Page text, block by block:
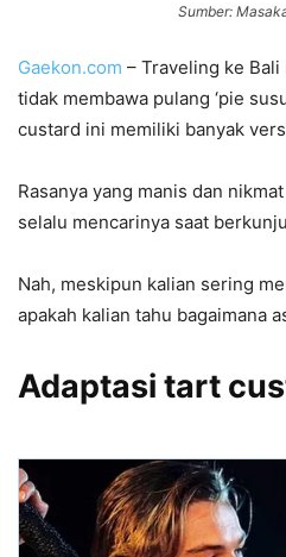
Sumber:
Gaekon.com – Traveling ke
tidak membawa pulang ‘pie
custard ini memiliki banyak
Rasanya yang manis dan
selalu mencarinya saat
Nah, meskipun kalian sering
apakah kalian tahu bagaimana
Adaptasi tart